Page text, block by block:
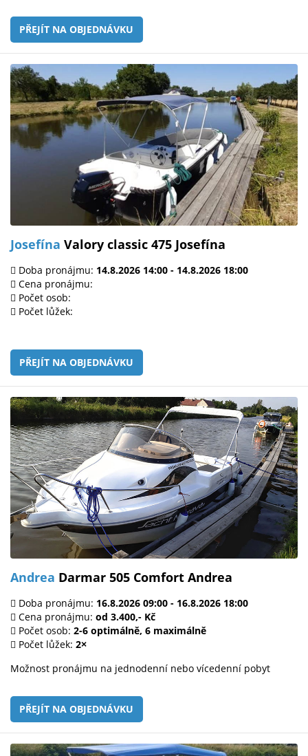
PŘEJÍT NA OBJEDNÁVKU
Josefína Valory classic 475 Josefína
Doba pronájmu: 14.8.2026 14:00 - 14.8.2026 18:00
Cena pronájmu:
Počet osob:
Počet lůžek:
PŘEJÍT NA OBJEDNÁVKU
Andrea Darmar 505 Comfort Andrea
Doba pronájmu: 16.8.2026 09:00 - 16.8.2026 18:00
Cena pronájmu: od 3.400,- Kč
Počet osob: 2-6 optimálně, 6 maximálně
Počet lůžek: 2×
Možnost pronájmu na jednodenní nebo vícedenní pobyt
PŘEJÍT NA OBJEDNÁVKU